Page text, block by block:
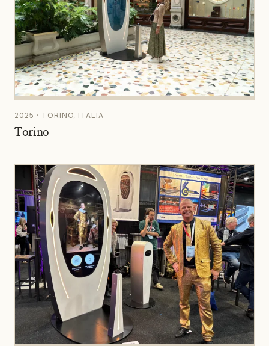
2025 · TORINO, ITALIA
Torino